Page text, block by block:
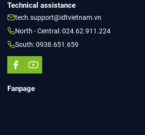
Technical assistance
tech.support@idtvietnam.vn
North - Central: 024.62.911.224
South: 0938.651.659
Fanpage